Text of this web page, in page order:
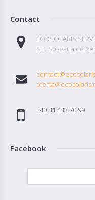
Contact
ECOSOLARIS
Str. Soseaua de
+40 31 433 70 99
Facebook